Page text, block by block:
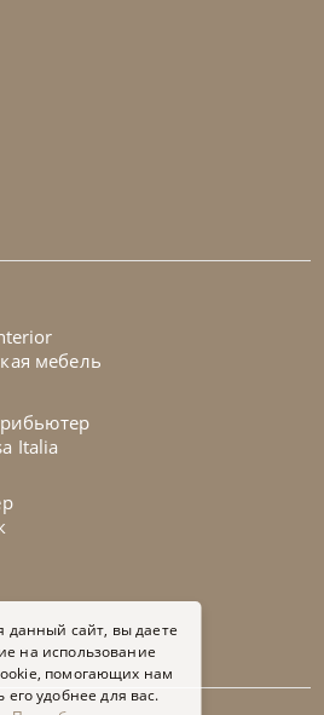
Bravo
мебель
Italia
данный сайт, вы даете
на использование
помогающих нам
его удобнее для вас.